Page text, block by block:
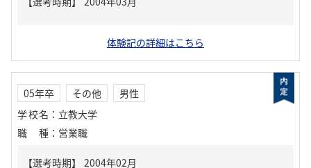
体験記の詳細はこちら
05年卒 その他
男性
学校名 ： 立教大学
職種 ： 営業職